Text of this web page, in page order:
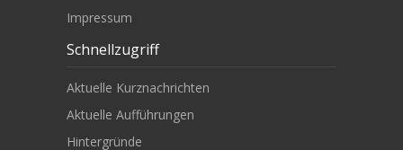
Impressum
Schnellzugriff
Aktuelle Kurznachrichten
Aktuelle Aufführungen
Hintergründe